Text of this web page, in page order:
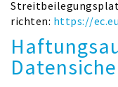
richten: https://